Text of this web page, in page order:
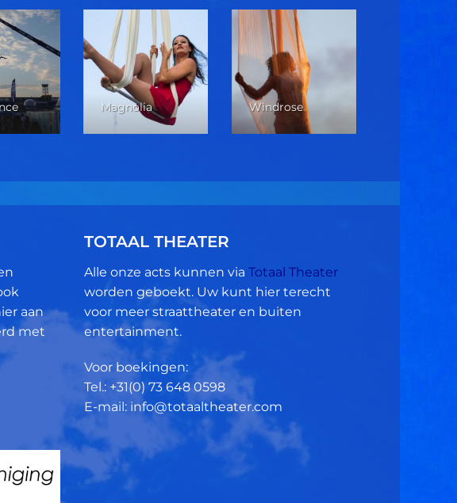
Magnolia Windrose
aan
met
TOTAAL THEATER
Alle onze acts kunnen via Totaal Theater
worden geboekt. Uw kunt hier terecht
voor meer straattheater en buiten
entertainment.
Voor boekingen:
Tel.: +31(0) 73 648 0598
E-mail: info@totaaltheater.com